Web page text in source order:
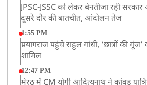
JPSC-JSSC को लेकर बेनतीजा रही सरकार
दूसरे दौर की बातचीत, आंदोलन तेज
1:55 PM
प्रयागराज पहुंचे राहुल गांधी, ‘छात्रों की गूंज’
शामिल
12:47 PM
मेरठ में CM योगी आदित्यनाथ ने कांवड़